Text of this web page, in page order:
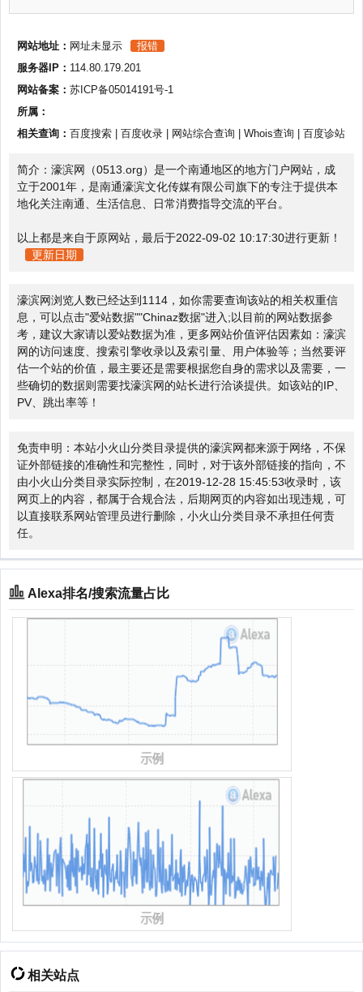
网站地址： 网址未显示
报错
服务器IP： 114.80.179.201
网站备案： 苏ICP备05014191号-1
所属：
相关查询： 百度搜索 百度收录 网站综合查询 Whois查询 百度诊站
简介：濠滨网（0513.org）是一个南通地区的地方门户网站，成
立于2001年，是南通濠滨文化传媒有限公司旗下的专注于提供本
地化关注南通、生活信息、日常消费指导交流的平台。
以上都是来自于原网站，最后于2022-09-02 10:17:30进行更新！
更新日期
濠滨网浏览人数已经达到1114，如你需要查询该站的相关权重信
息，可以点击"爱站数据""Chinaz数据"进入;以目前的网站数据参
考，建议大家请以爱站数据为准，更多网站价值评估因素如：濠滨
网的访问速度、搜索引擎收录以及索引量、用户体验等；当然要评
估一个站的价值，最主要还是需要根据您自身的需求以及需要，一
些确切的数据则需要找濠滨网的站长进行洽谈提供。如该站的IP、
PV、跳出率等！
免责申明：本站小火山分类目录提供的濠滨网都来源于网络，不保
证外部链接的准确性和完整性，同时，对于该外部链接的指向，不
由小火山分类目录实际控制，在2019-12-28 15:45:53收录时，该
网页上的内容，都属于合规合法，后期网页的内容如出现违规，可
以直接联系网站管理员进行删除，小火山分类目录不承担任何责
任。
Alexa排名/搜索流量占比
相关站点